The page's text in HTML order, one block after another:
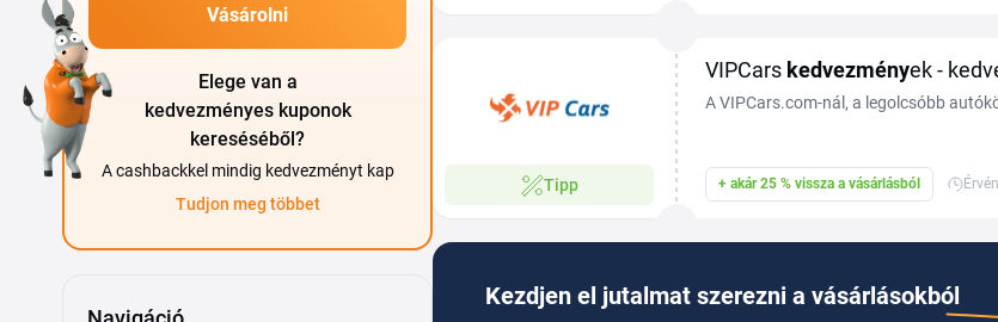
Vásárolni
Elege van a
kedvezményes kuponok
kereséséből?
A cashbackkel mindig kedvezményt kap
Tudjon meg többet
Tipp
VIPCars kedvezmények -
A VIPCars.com-nál, a legolcsóbb
+ akár 25 % vissza a vásárlásból
Kezdjen el jutalmat szerezni a vásárlásokból